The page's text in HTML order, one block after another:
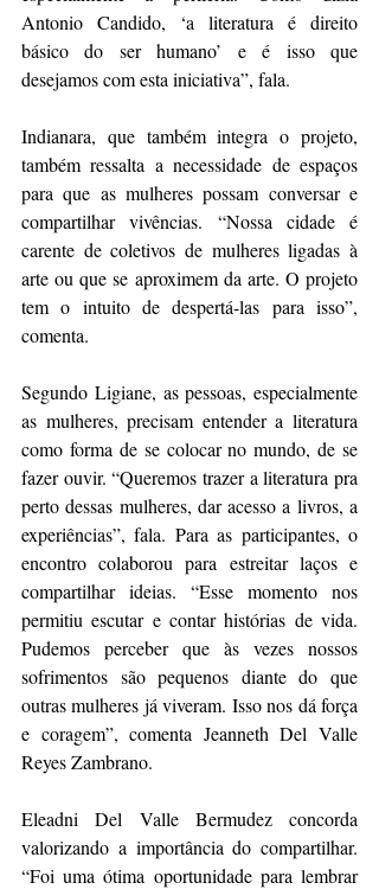
Antonio Candido, ‘a literatura é direito
básico do ser humano’ e é isso que
desejamos com esta iniciativa”, fala.
Indianara, que também integra o projeto,
também ressalta a necessidade de espaços
para que as mulheres possam conversar e
compartilhar vivências. “Nossa cidade é
carente de coletivos de mulheres ligadas à
arte ou que se aproximem da arte. O projeto
tem o intuito de despertá-las para isso”,
comenta.
Segundo Ligiane, as pessoas, especialmente
as mulheres, precisam entender a literatura
como forma de se colocar no mundo, de se
fazer ouvir. “Queremos trazer a literatura pra
perto dessas mulheres, dar acesso a livros, a
experiências”, fala. Para as participantes, o
encontro colaborou para estreitar laços e
compartilhar ideias. “Esse momento nos
permitiu escutar e contar histórias de vida.
Pudemos perceber que às vezes nossos
sofrimentos são pequenos diante do que
outras mulheres já viveram. Isso nos dá força
e coragem”, comenta Jeanneth Del Valle
Reyes Zambrano.
Eleadni Del Valle Bermudez concorda
valorizando a importância do compartilhar.
“Foi uma ótima oportunidade para lembrar